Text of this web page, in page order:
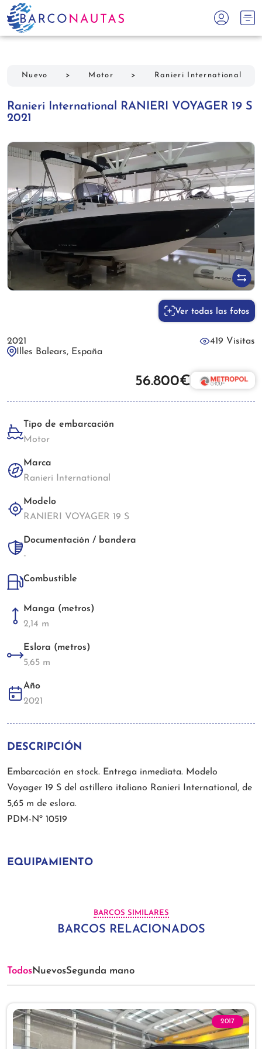
Nuevo > Motor > Ranieri International
Ranieri International RANIERI VOYAGER 19 S
2021
Ver todas las fotos
2021
419 Visitas
Illes Balears, España
56.800€
Tipo de embarcación
Motor
Marca
Ranieri International
Modelo
RANIERI VOYAGER 19 S
Documentación / bandera
-
Combustible
Manga (metros)
2,14 m
Eslora (metros)
5,65 m
Año
2021
DESCRIPCIÓN
Embarcación en stock. Entrega inmediata. Modelo
Voyager 19 S del astillero italiano Ranieri International, de
5,65 m de eslora.
PDM-Nº 10519
EQUIPAMIENTO
BARCOS SIMILARES
BARCOS RELACIONADOS
TodosNuevosSegunda mano
2017